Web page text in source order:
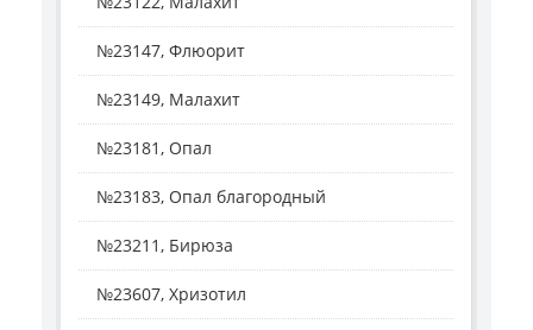
№23147, Флюорит
№23149, Малахит
№23181, Опал
№23183, Опал благородный
№23211, Бирюза
№23607, Хризотил